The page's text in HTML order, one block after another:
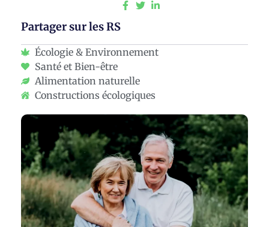
Partager sur les RS
Écologie & Environnement
Santé et Bien-être
Alimentation naturelle
Constructions écologiques